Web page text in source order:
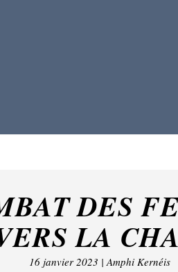
DES
LA
16 janvier 2023 | Amphi Kernéis